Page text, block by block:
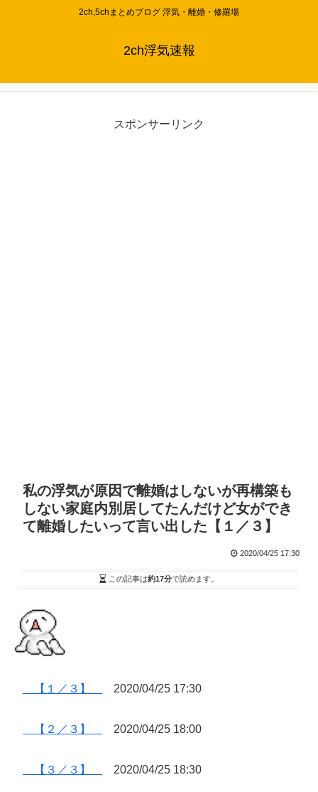
2ch,5chまとめブログ 浮気・離婚・修羅場
2ch浮気速報
スポンサーリンク
私の浮気が原因で離婚はしないが再構築も
しない家庭内別居してたんだけど女ができ
て離婚したいって言い出した【１／３】
2020/04/25 17:30
この記事は約17分で読めます。
【１／３】 2020/04/25 17:30
【２／３】 2020/04/25 18:00
【３／３】 2020/04/25 18:30